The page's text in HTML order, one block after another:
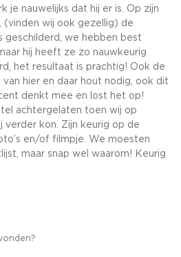
je nauwelijks dat hij er is. Op zijn
wij ook gezellig) de
geschilderd, we hebben best
hij heeft ze zo nauwkeurig
het resultaat is prachtig! Ook de
hier en daar hout nodig, ook dit
denkt mee en lost het op!
achtergelaten toen wij op
verder kon. Zijn keurig op de
en/of filmpje. We moesten
maar snap wel waarom! Keurig